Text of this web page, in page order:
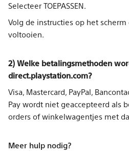
Selecteer TOEPASSEN.
Volg de instructies op het
voltooien.
2) Welke betalingsmethoden
direct.playstation.com?
Visa, Mastercard, PayPal,
Pay wordt niet geaccepteerd als
orders of winkelwagentjes met
Meer hulp nodig?